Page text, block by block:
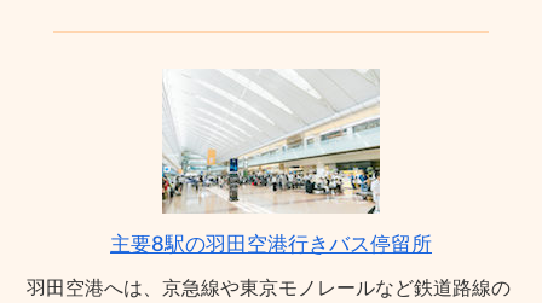
主要8駅の羽田空港行きバス停留所
羽田空港へは、京急線や東京モノレールなど鉄道路線の